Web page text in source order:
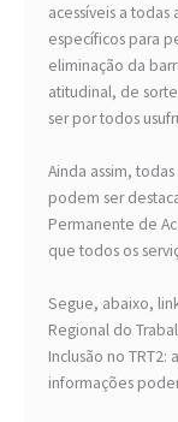
acessíveis a todas
específicos para
eliminação da
atitudinal, de
ser por todos
Ainda assim,
podem ser
Permanente de
que todos os
Segue, abaixo,
Regional do
Inclusão no
informações